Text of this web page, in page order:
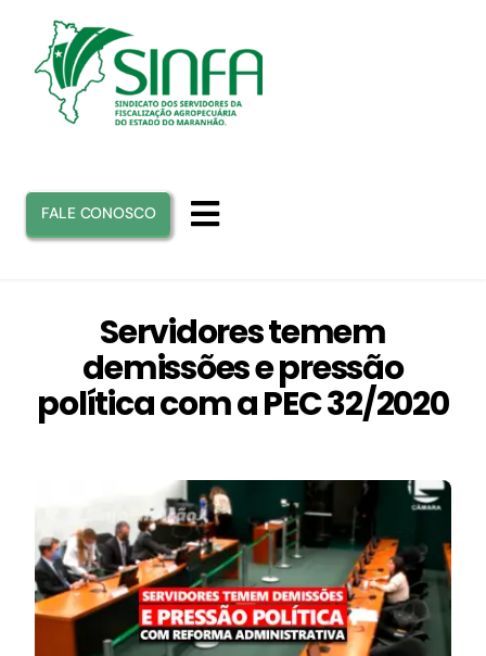
conteúdo
Toggle
SINFA
BOLETIM INFORMATIVO
NOTÍCIAS
BARREIRAS
FALE CONOSCO
Servidores temem
demissões e pressão
política com a PEC 32/2020